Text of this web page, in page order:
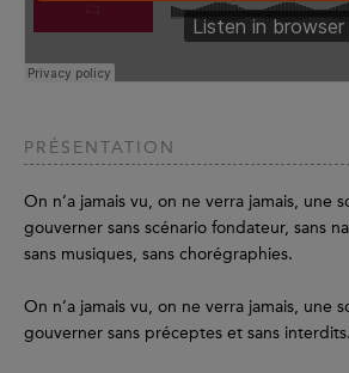
PRÉSENTATION
On n’a jamais vu, on ne verra jamais, une
gouverner sans scénario fondateur, sans
sans musiques, sans chorégraphies.
On n’a jamais vu, on ne verra jamais, une
gouverner sans préceptes et sans interdits.